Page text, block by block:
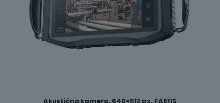
Akustična kamera, 640×512 px, FA611S